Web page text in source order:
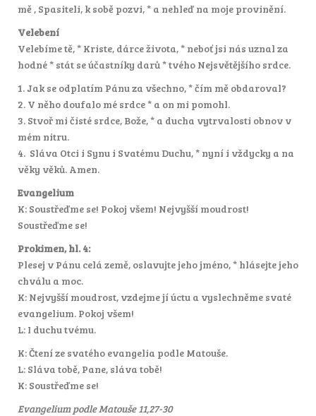
mě , Spasiteli, k sobě pozvi, * a nehleď na moje provinění.
Velebení
Velebíme tě, * Kriste, dárce života, * neboť jsi nás uznal za
hodné * stát se účastníky darů * tvého Nejsvětějšího srdce.
1. Jak se odplatím Pánu za všechno, * čím mě obdaroval?
2. V něho doufalo mé srdce * a on mi pomohl.
3. Stvoř mi čisté srdce, Bože, * a ducha vytrvalosti obnov v
mém nitru.
4. Sláva Otci i Synu i Svatému Duchu, * nyní i vždycky a na
věky věků. Amen.
Evangelium
K: Soustřeďme se! Pokoj všem! Nejvyšší moudrost!
Soustřeďme se!
Prokimen, hl. 4:
Plesej v Pánu celá země, oslavujte jeho jméno, * hlásejte jeho
chválu a moc.
K: Nejvyšší moudrost, vzdejme jí úctu a vyslechněme svaté
evangelium. Pokoj všem!
L: I duchu tvému.
K: Čtení ze svatého evangelia podle Matouše.
L: Sláva tobě, Pane, sláva tobě!
K: Soustřeďme se!
Evangelium podle Matouše 11,27-30